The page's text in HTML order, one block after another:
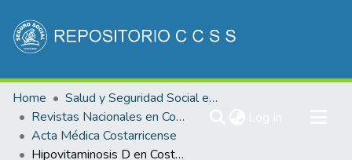
Communities & Collections
All of DSpace
Statistics
Home
Salud y Seguridad Social en Costa Rica
Revistas Nacionales en Costa Rica
Acta Médica Costarricense
Hipovitaminosis D en Costa Rica, reporte inicial. Estudio de casos y controles.